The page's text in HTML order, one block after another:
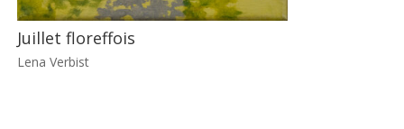
Juillet floreffois
Lena Verbist